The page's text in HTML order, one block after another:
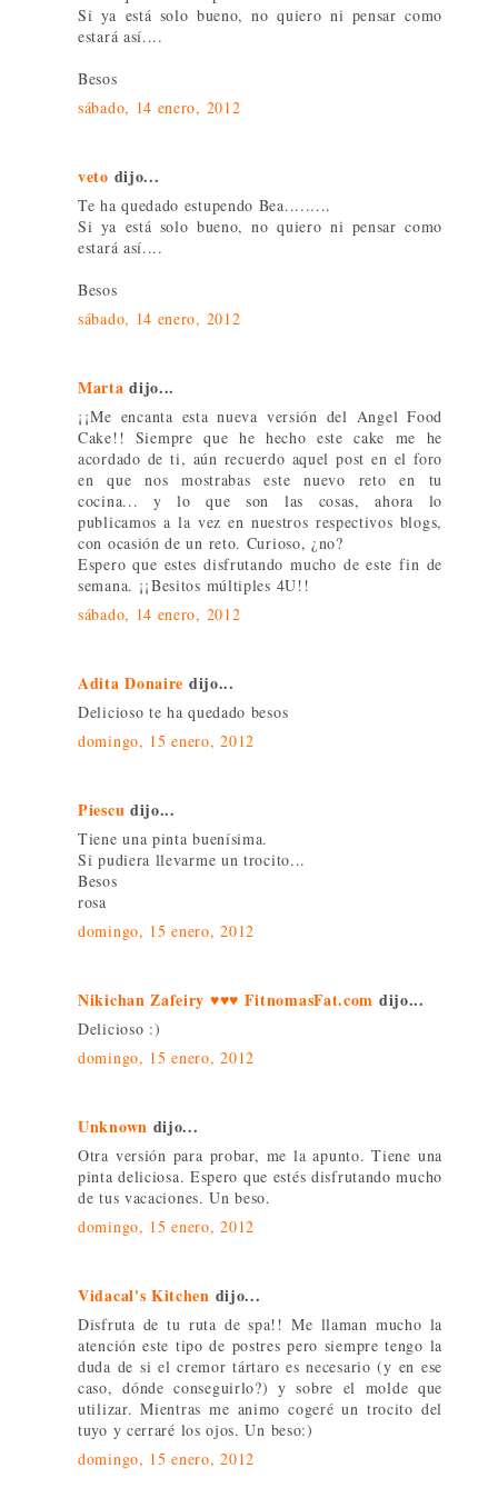
Si ya está solo bueno, no quiero ni pensar como
estará así....
Besos
sábado, 14 enero, 2012
veto dijo...
Te ha quedado estupendo Bea.........
Si ya está solo bueno, no quiero ni pensar como
estará así....
Besos
sábado, 14 enero, 2012
Marta dijo...
¡¡Me encanta esta nueva versión del Angel Food
Cake!! Siempre que he hecho este cake me he
acordado de ti, aún recuerdo aquel post en el foro
en que nos mostrabas este nuevo reto en tu
cocina... y lo que son las cosas, ahora lo
publicamos a la vez en nuestros respectivos blogs,
con ocasión de un reto. Curioso, ¿no?
Espero que estes disfrutando mucho de este fin de
semana. ¡¡Besitos múltiples 4U!!
sábado, 14 enero, 2012
Adita Donaire dijo...
Delicioso te ha quedado besos
domingo, 15 enero, 2012
Piescu dijo...
Tiene una pinta buenísima.
Si pudiera llevarme un trocito...
Besos
rosa
domingo, 15 enero, 2012
Nikichan Zafeiry ♥♥♥ FitnomasFat.com dijo...
Delicioso :)
domingo, 15 enero, 2012
Unknown dijo...
Otra versión para probar, me la apunto. Tiene una
pinta deliciosa. Espero que estés disfrutando mucho
de tus vacaciones. Un beso.
domingo, 15 enero, 2012
Vidacal's Kitchen dijo...
Disfruta de tu ruta de spa!! Me llaman mucho la
atención este tipo de postres pero siempre tengo la
duda de si el cremor tártaro es necesario (y en ese
caso, dónde conseguirlo?) y sobre el molde que
utilizar. Mientras me animo cogeré un trocito del
tuyo y cerraré los ojos. Un beso:)
domingo, 15 enero, 2012